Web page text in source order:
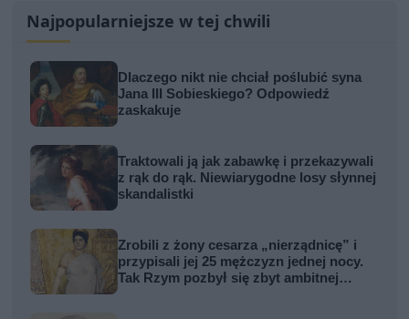
Najpopularniejsze w tej chwili
Dlaczego nikt nie chciał poślubić syna
Jana III Sobieskiego? Odpowiedź
zaskakuje
Traktowali ją jak zabawkę i przekazywali
z rąk do rąk. Niewiarygodne losy słynnej
skandalistki
Zrobili z żony cesarza „nierządnicę” i
przypisali jej 25 mężczyzn jednej nocy.
Tak Rzym pozbył się zbyt ambitnej